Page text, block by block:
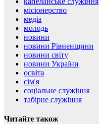
місіонерство
медіа
молодь
новини
новини Рівненщини
новини світу
новини України
освіта
сім'я
соціальне служіння
табірне служіння
Читайте також